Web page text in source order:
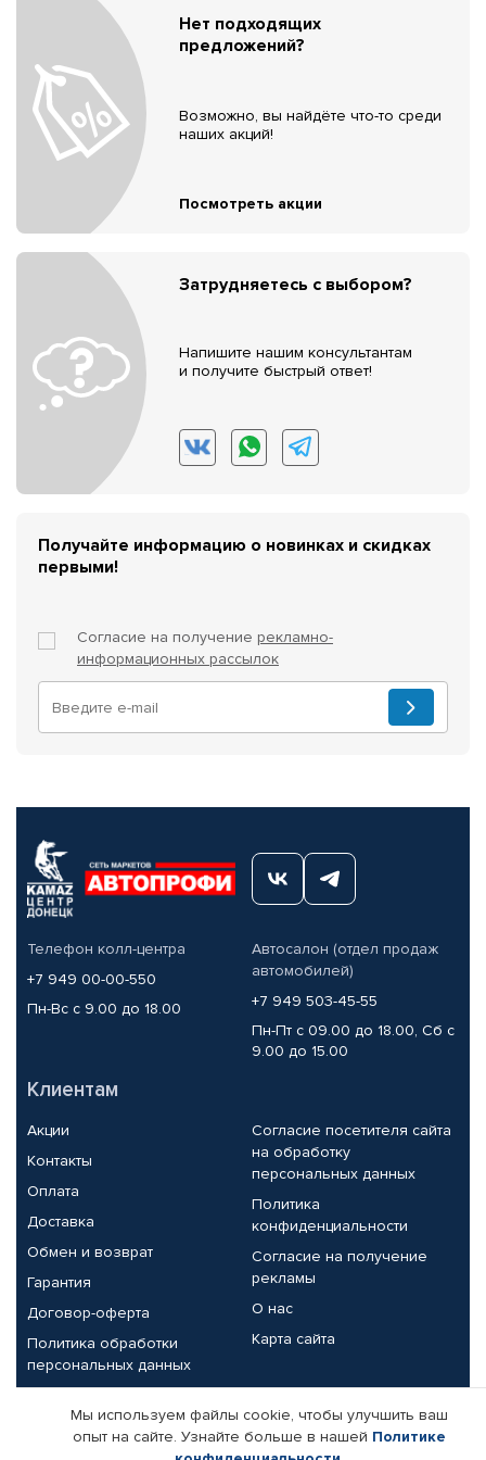
Нет подходящих
предложений?
Возможно, вы найдёте что-то среди
наших акций!
Посмотреть акции
Затрудняетесь с выбором?
Напишите нашим консультантам
и получите быстрый ответ!
Получайте информацию о новинках и скидках
первыми!
Согласие на получение рекламно-
информационных рассылок
Телефон колл-центра
+7 949 00-00-550
Пн-Вс с 9.00 до 18.00
Автосалон (отдел продаж
автомобилей)
+7 949 503-45-55
Пн-Пт с 09.00 до 18.00, Сб с
9.00 до 15.00
Клиентам
Акции
Контакты
Оплата
Доставка
Обмен и возврат
Гарантия
Договор-оферта
Политика обработки
персональных данных
Согласие посетителя сайта
на обработку
персональных данных
Политика
конфиденциальности
Согласие на получение
рекламы
О нас
Карта сайта
Партнерам
Корпоративным клиентам Реквизиты компании
Мы используем файлы cookie, чтобы улучшить ваш
опыт на сайте. Узнайте больше в нашей Политике